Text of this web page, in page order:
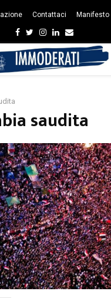
Contattaci Manifesto
Facebook
Twitter
Instagram
Linkedin
Email
saudita